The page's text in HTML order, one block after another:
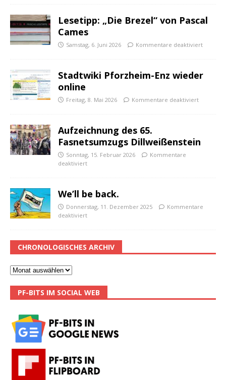
Lesetipp: „Die Brezel“ von Pascal
Cames
Samstag, 6. Juni 2026 Kommentare deaktiviert
Stadtwiki Pforzheim-Enz wieder
online
Freitag, 8. Mai 2026 Kommentare deaktiviert
Aufzeichnung des 65.
Fasnetsumzugs Dillweißenstein
Sonntag, 15. Februar 2026
Kommentare
deaktiviert
We’ll be back.
Donnerstag, 11. Dezember 2025
Kommentare
deaktiviert
CHRONOLOGISCHES ARCHIV
PF-BITS IM SOCIAL WEB